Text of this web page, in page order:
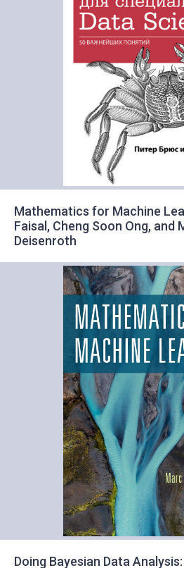
Mathematics for Machine
Faisal, Cheng Soon Ong, and
Deisenroth
Doing Bayesian Data